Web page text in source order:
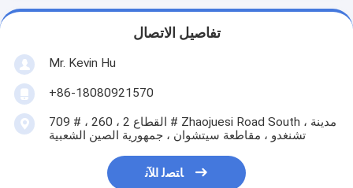
تفاصيل الاتصال
Mr. Kevin Hu
+86-18080921570
709 # ، القطاع 2 ، 260 # Zhaojuesi Road South ، مدينة
تشنغدو ، مقاطعة سيتشوان ، جمهورية الصين الشعبية
ﺎﺘﺼﻟ ﺍﻶﻧ